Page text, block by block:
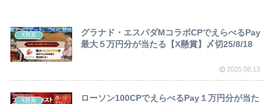
X懸賞
グラナド・エスパダMコラボCPでえらべるPay
最大５万円分が当たる【X懸賞】〆切25/8/18
2025.08.13
X懸賞
ローソン100CPでえらべるPay１万円分が当た